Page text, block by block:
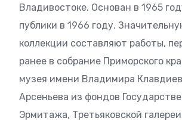
Владивостоке. Основан в 1965
публики в 1966 году.
коллекции составляют работы,
ранее в собрание Приморского
музея имени Владимира
Арсеньева из фондов
Эрмитажа, Третьяковской